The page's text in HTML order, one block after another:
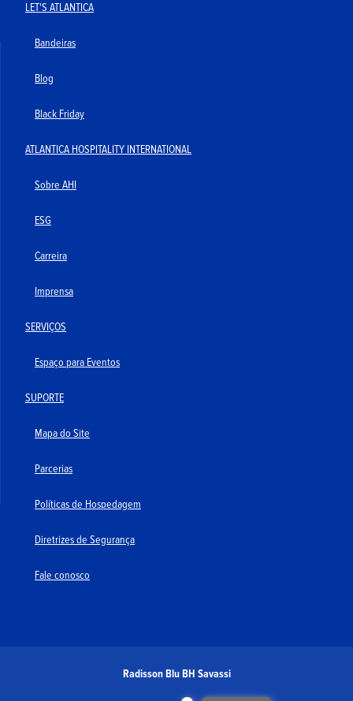
LET'S ATLANTICA
Bandeiras
Blog
Black Friday
ATLANTICA HOSPITALITY INTERNATIONAL
Sobre AHI
ESG
Carreira
Imprensa
SERVIÇOS
Espaço para Eventos
SUPORTE
Mapa do Site
Parcerias
Políticas de Hospedagem
Diretrizes de Segurança
Fale conosco
Radisson Blu BH Savassi